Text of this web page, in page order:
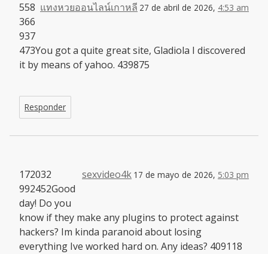
แทงหวยออนไลน์เกาหลี 27 de abril de 2026, 4:53 am
558
366
937
473You got a quite great site, Gladiola I discovered
it by means of yahoo. 439875
Responder
sexvideo4k 17 de mayo de 2026, 5:03 pm
172032
992452Good
day! Do you
know if they make any plugins to protect against
hackers? Im kinda paranoid about losing
everything Ive worked hard on. Any ideas? 409118